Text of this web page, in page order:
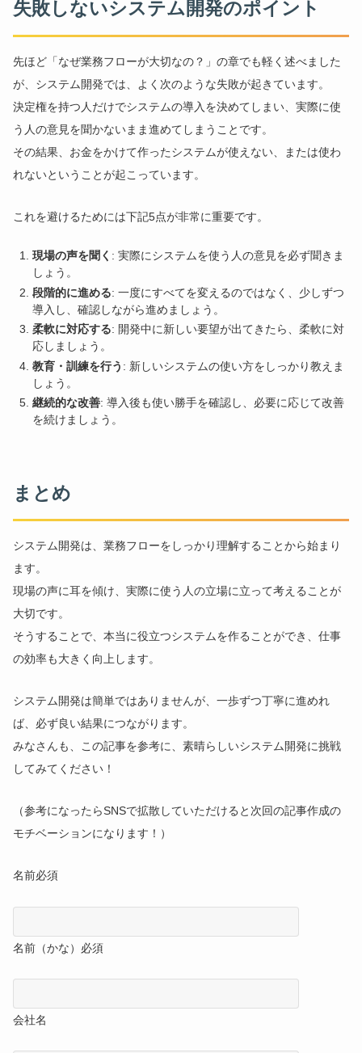
失敗しないシステム開発のポイント
先ほど「なぜ業務フローが大切なの？」の章でも軽く述べました
が、システム開発では、よく次のような失敗が起きています。
決定権を持つ人だけでシステムの導入を決めてしまい、実際に使
う人の意見を聞かないまま進めてしまうことです。
その結果、お金をかけて作ったシステムが使えない、または使わ
れないということが起こっています。
これを避けるためには下記5点が非常に重要です。
現場の声を聞く : 実際にシステムを使う人の意見を必ず聞きま
しょう。
段階的に進める: 一度にすべてを変えるのではなく、少しずつ
導入し、確認しながら進めましょう。
柔軟に対応する: 開発中に新しい要望が出てきたら、柔軟に対
応しましょう。
教育・訓練を行う : 新しいシステムの使い方をしっかり教えま
しょう。
継続的な改善: 導入後も使い勝手を確認し、必要に応じて改善
を続けましょう。
まとめ
システム開発は、業務フローをしっかり理解することから始まり
ます。
現場の声に耳を傾け、実際に使う人の立場に立って考えることが
大切です。
そうすることで、本当に役立つシステムを作ることができ、仕事
の効率も大きく向上します。
システム開発は簡単ではありませんが、一歩ずつ丁寧に進めれ
ば、必ず良い結果につながります。
みなさんも、この記事を参考に、素晴らしいシステム開発に挑戦
してみてください！
（参考になったらSNSで拡散していただけると次回の記事作成の
モチベーションになります！）
名前必須
名前（かな） 必須
会社名